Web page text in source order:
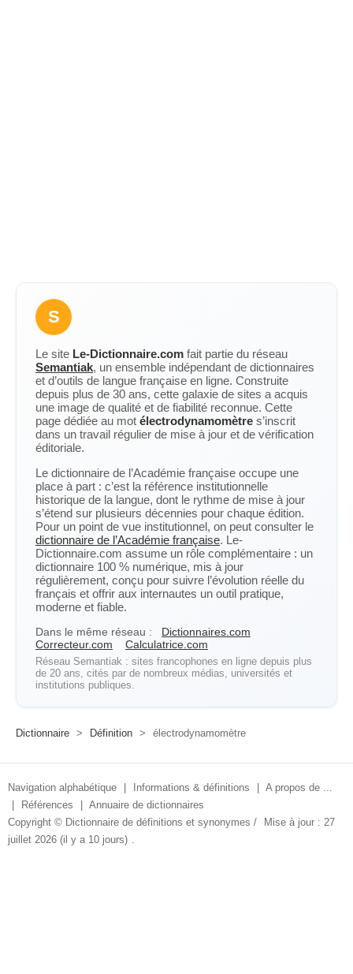
S
Le site Le-Dictionnaire.com fait partie du réseau
Semantiak, un ensemble indépendant de dictionnaires
et d’outils de langue française en ligne. Construite
depuis plus de 30 ans, cette galaxie de sites a acquis
une image de qualité et de fiabilité reconnue. Cette
page dédiée au mot électrodynamomètre s’inscrit
dans un travail régulier de mise à jour et de vérification
éditoriale.
Le dictionnaire de l’Académie française occupe une
place à part : c’est la référence institutionnelle
historique de la langue, dont le rythme de mise à jour
s’étend sur plusieurs décennies pour chaque édition.
Pour un point de vue institutionnel, on peut consulter le
dictionnaire de l’Académie française. Le-
Dictionnaire.com assume un rôle complémentaire : un
dictionnaire 100 % numérique, mis à jour
régulièrement, conçu pour suivre l’évolution réelle du
français et offrir aux internautes un outil pratique,
moderne et fiable.
Dans le même réseau :
Dictionnaires.com
Correcteur.com
Calculatrice.com
Réseau Semantiak : sites francophones en ligne depuis plus
de 20 ans, cités par de nombreux médias, universités et
institutions publiques.
Dictionnaire > Définition > électrodynamomètre
Navigation alphabétique Informations & définitions
A propos de ...
Références
Annuaire de dictionnaires
Copyright © Dictionnaire de définitions et synonymes /
Mise à jour : 27
juillet 2026 (il y a 10 jours) .